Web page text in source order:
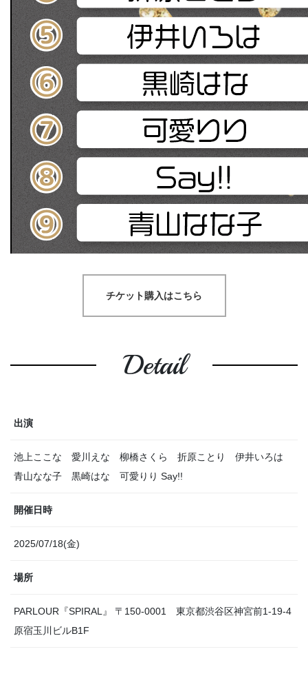
チケット購入はこちら
Detail
出演
池上ここな 愛川えな 柳橋さくら 折原ことり 伊井いろは
青山なな子 黒崎はな 可愛りり Say!!
開催日時
2025/07/18(金)
場所
PARLOUR『SPIRAL』 〒150-0001 東京都渋谷区神宮前1-19-4
原宿玉川ビルB1F